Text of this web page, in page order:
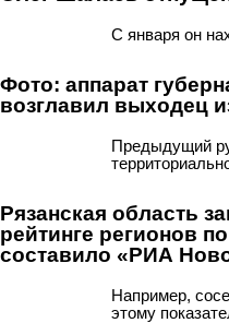
С января он
Фото: аппарат
возглавил выходец
Предыдущий
Рязанская область
рейтинге регионов
составило «РИА
Например,
этому